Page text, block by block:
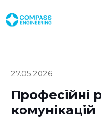
27.05.2026
Професійні
комунікацій